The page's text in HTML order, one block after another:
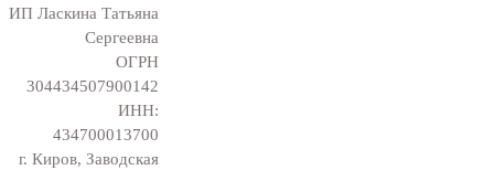
ИП Ласкина Татьяна
Сергеевна
ОГРН
304434507900142
ИНН:
434700013700
г. Киров, Заводская